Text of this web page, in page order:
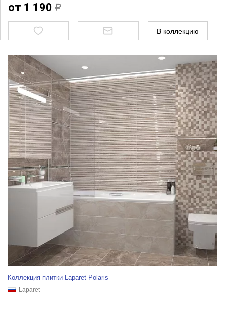
от 1 190
В коллекцию
Коллекция плитки Laparet Polaris
Laparet